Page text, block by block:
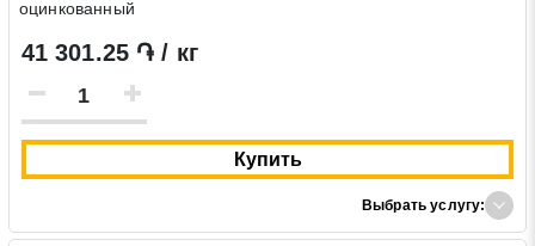
оцинкованный
41 301.25 ֏ / кг
Купить
Выбрать услугу: